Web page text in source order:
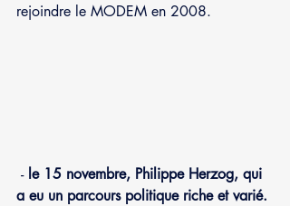
rejoindre le MODEM en 2008.
- le 15 novembre, Philippe Herzog, qui
a eu un parcours politique riche et varié.